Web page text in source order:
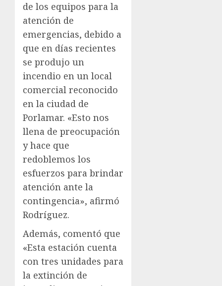
de los equipos para la
atención de
emergencias, debido a
que en días recientes
se produjo un
incendio en un local
comercial reconocido
en la ciudad de
Porlamar. «Esto nos
llena de preocupación
y hace que
redoblemos los
esfuerzos para brindar
atención ante la
contingencia», afirmó
Rodríguez.
Además, comentó que
«Esta estación cuenta
con tres unidades para
la extinción de